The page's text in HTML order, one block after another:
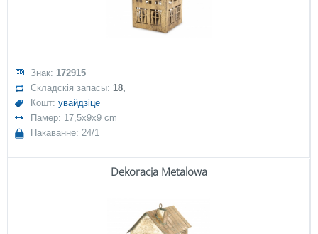
Знак: 172915
Складскія запасы:18,
Кошт:увайдзіце
Памер: 17,5x9x9 cm
Пакаванне: 24/1
Dekoracja Metalowa